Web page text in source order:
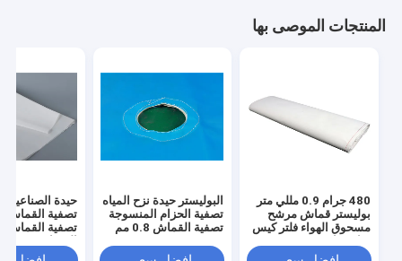
المنتجات الموصى بها
480 جرام 0.9 مللي متر
بوليستر قماش مرشح
مسحوق الهواء فلتر كيس
البوليستر حيدة نزح المياه
تصفية الحزام المنسوجة
تصفية القماش 0.8 مم
حيدة الصناعية
تصفية القماش
تصفية القماش